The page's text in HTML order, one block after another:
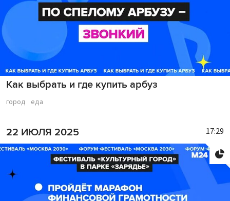
Как выбрать и где купить арбуз
город еда
22 ИЮЛЯ 2025 17:29